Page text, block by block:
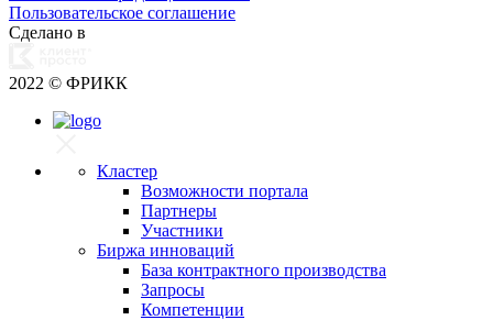
Пользовательское соглашение
Сделано в
2022 © ФРИКК
Кластер
Возможности портала
Партнеры
Участники
Биржа инноваций
База контрактного производства
Запросы
Компетенции